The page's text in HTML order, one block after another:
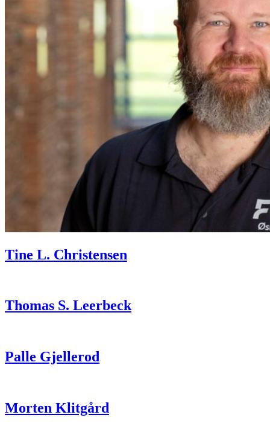
Tine L. Christensen
Thomas S. Leerbeck
Palle Gjellerod
Morten Klitgård